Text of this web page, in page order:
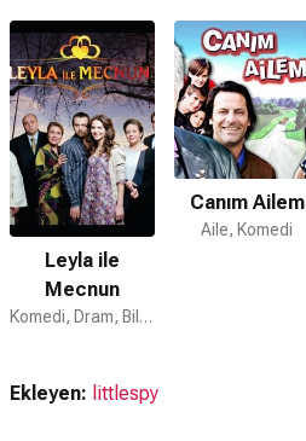
Leyla ile
Mecnun
Komedi, Dram, Bilim Kurgu
Canım Ailem
Aile, Komedi
Ekleyen: littlespy